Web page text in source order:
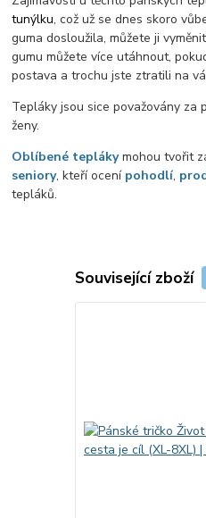
tunýlku, což už se dnes skoro
guma dosloužila, můžete ji
gumu můžete více utáhnout,
postava a trochu jste ztratili na
Tepláky jsou sice považovány za
ženy.
Oblíbené teplákymohou tvořit
seniory, kteří ocení pohodlí,
tepláků.
Související zboží